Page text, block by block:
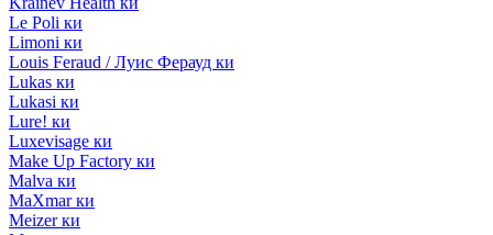
Le Poli ки
Limoni ки
Louis Feraud / Луис Ферауд ки
Lukas ки
Lukasi ки
Lure! ки
Luxevisage ки
Make Up Factory ки
Malva ки
MaXmar ки
Meizer ки